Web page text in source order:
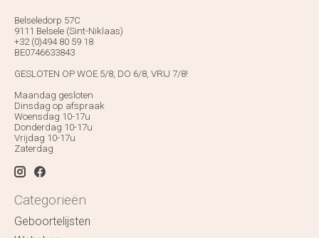
Belseledorp 57C
9111 Belsele (Sint-Niklaas)
+32 (0)494 80 59 18
BE0746633843
GESLOTEN OP WOE 5/8, DO 6/8, VRIJ 7/8!
Maandag gesloten
Dinsdag op afspraak
Woensdag 10-17u
Donderdag 10-17u
Vrijdag 10-17u
Zaterdag
Categorieën
Geboortelijsten